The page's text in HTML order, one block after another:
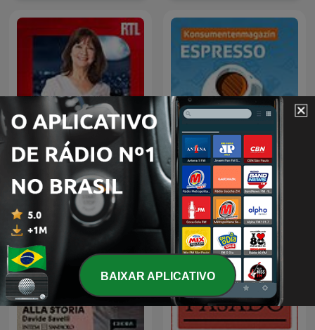
Parlons-nous Espresso
BAIXAR APLICATIVO